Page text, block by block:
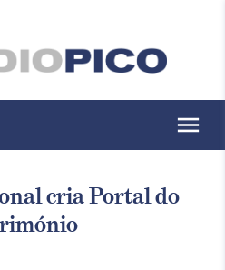
menu
cria Portal do